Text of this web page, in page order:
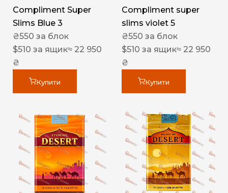
Compliment Super
Slims Blue 3
₴550 за блок
$510 за ящик≈ 22 950
₴
Купити
Compliment super
slims violet 5
₴550 за блок
$510 за ящик≈ 22 950
₴
Купити